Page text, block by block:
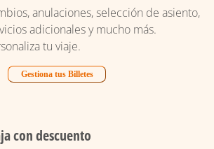
anulaciones, selección de asiento,
adicionales y mucho más.
tu viaje.
Gestiona tus Billetes
con descuento